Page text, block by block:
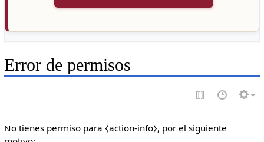
Error de permisos
No tienes permiso para ⧼action-info⧽, por el siguiente